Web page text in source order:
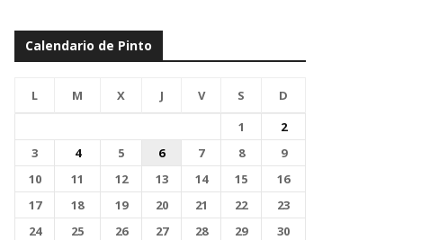
Calendario de Pinto
L M X J V S
D
1
2
3
4 5 6 7 8
9
10
11 12 13 14 15
16
17
18 19 20 21 22
23
24
25 26 27 28 29
30